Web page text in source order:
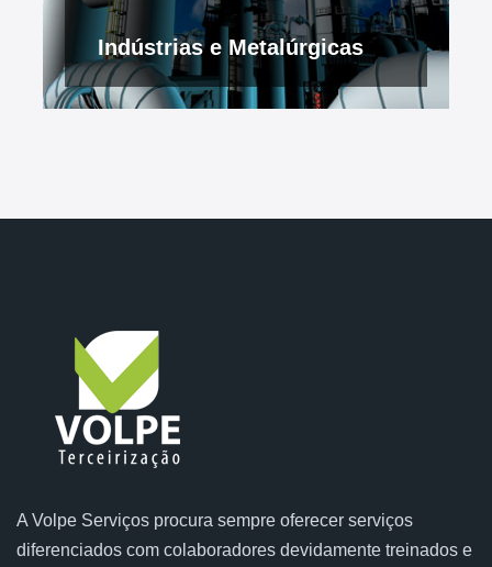
Indústrias e Metalúrgicas
A Volpe Serviços procura sempre oferecer serviços
diferenciados com colaboradores devidamente treinados e